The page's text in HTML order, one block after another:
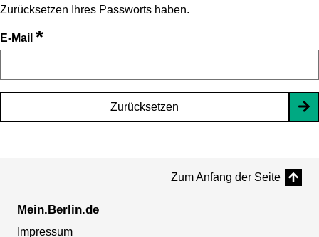
Zurücksetzen Ihres Passworts haben.
E-Mail *
Zurücksetzen
Zum Anfang der Seite
Mein.Berlin.de
Impressum